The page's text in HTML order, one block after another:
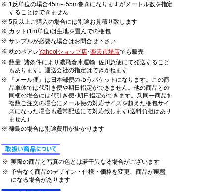
※ 1反単位の場合45m～55m巻きになりますがメートル数を指定
することはできません
※ 5反以上ご購入の場合には別途お見積り致します
※ カット(1m単位)は生地を畳んでの梱包
※ サンプルが必要な場合はお問合せ下さい
※ 枕のペアレYahoo!ショップ店･楽天市場店でも販売
※ 数量･諸条件により濃飛倉庫運輸･佐川急便にて発送すること
もあります。運送会社の指定はできかねます
※
『メール便』は日本郵便のゆうパケットになります。この商
品単体では代引き便や期日指定ができません。他の商品との
同梱の場合には代引き便･期日指定ができます。又同一商品を
複数ご注文の場合にメール便の対応サイズを超えた梱包サイ
ズになった場合も通常配送にて対応致します(送料負担はあり
ません）
※ 離島の場合は別途費用が掛かります
※ 実際の商品と写真の色とは若干異なる場合がございます
※ 予告なく商品のデザイン・仕様・価格を変更、商品が廃盤
になる場合があります